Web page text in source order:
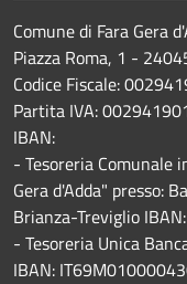
Comune di Fara Gera
Piazza Roma, 1 -
Codice Fiscale:
Partita IVA:
IBAN:
- Tesoreria Comunale
Gera d'Adda" presso:
Brianza-Treviglio
- Tesoreria Unica
IBAN: